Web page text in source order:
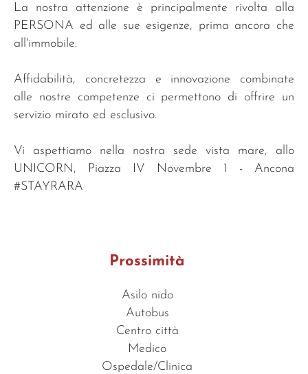
La nostra attenzione è principalmente rivolta alla
PERSONA ed alle sue esigenze, prima ancora che
all'immobile.
Affidabilità, concretezza e innovazione combinate
alle nostre competenze ci permettono di offrire un
servizio mirato ed esclusivo.
Vi aspettiamo nella nostra sede vista mare, allo
UNICORN, Piazza IV Novembre 1 - Ancona
#STAYRARA
Prossimità
Asilo nido
Autobus
Centro città
Medico
Ospedale/Clinica